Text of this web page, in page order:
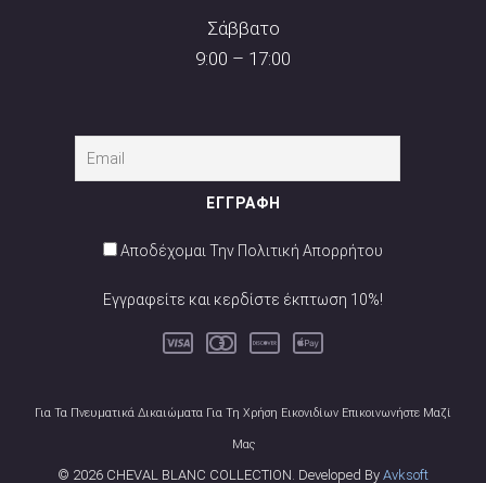
Σάββατο
9:00 – 17:00
Αποδέχομαι Την Πολιτική Απορρήτου
Εγγραφείτε και κερδίστε έκπτωση 10%!
Για Τα Πνευματικά Δικαιώματα Για Τη Χρήση Εικονιδίων Επικοινωνήστε Μαζί
Μας
© 2026 CHEVAL BLANC COLLECTION. Developed By Avksoft